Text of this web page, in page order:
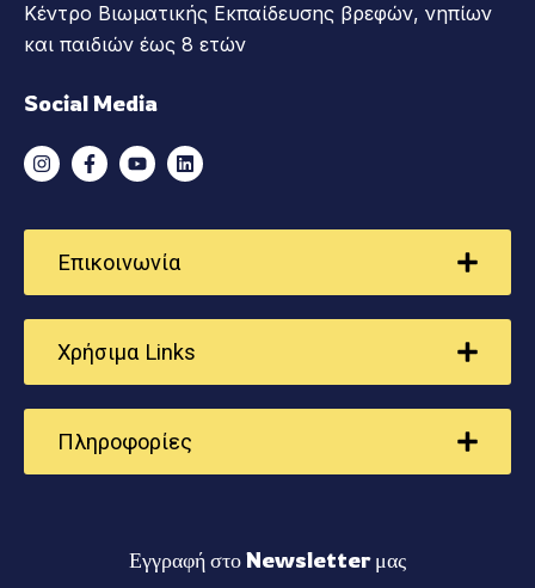
Κέντρο Βιωματικής Εκπαίδευσης βρεφών, νηπίων
και παιδιών έως 8 ετών
Social Media
Επικοινωνία
Χρήσιμα Links
Πληροφορίες
Εγγραφή στο Newsletter μας